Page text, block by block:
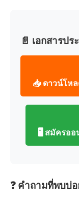
📄 เอกสารปร
📥 ดาวน์โห
🖥️ สมัครออ
❓ คำถามที่พบบ่